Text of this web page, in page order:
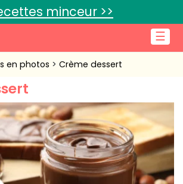
☰
minceur >>
en photos Crème dessert